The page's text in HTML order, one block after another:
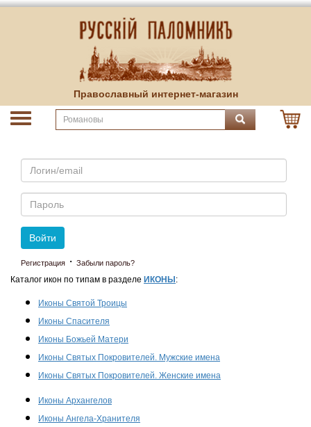
Православный интернет-магазин
Email
Пароль
Войти
Регистрация · Забыли пароль?
Каталог икон по типам в разделе ИКОНЫ :
Иконы Святой Троицы
Иконы Спасителя
Иконы Божьей Матери
Иконы Святых Покровителей. Мужские имена
Иконы Святых Покровителей. Женские имена
Иконы Архангелов
Иконы Ангела-Хранителя